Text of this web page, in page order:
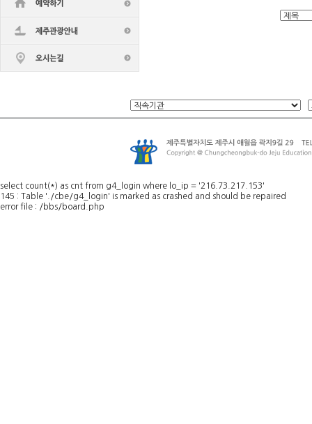
select count(*) as cnt from g4_login where lo_ip = '216.73.217.153'
145 : Table './cbe/g4_login' is marked as crashed and should be repaired
error file : /bbs/board.php